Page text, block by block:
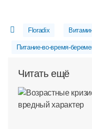
Floradix
Питание-во-время-
Читать ещё